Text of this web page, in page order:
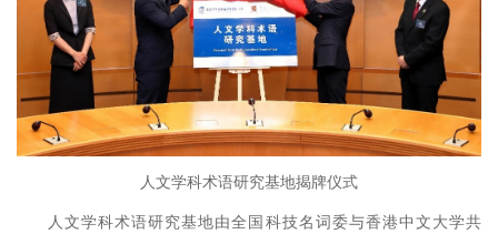
人文学科术语研究基地揭牌仪式
人文学科术语研究基地由全国科技名词委与香港中文大学共